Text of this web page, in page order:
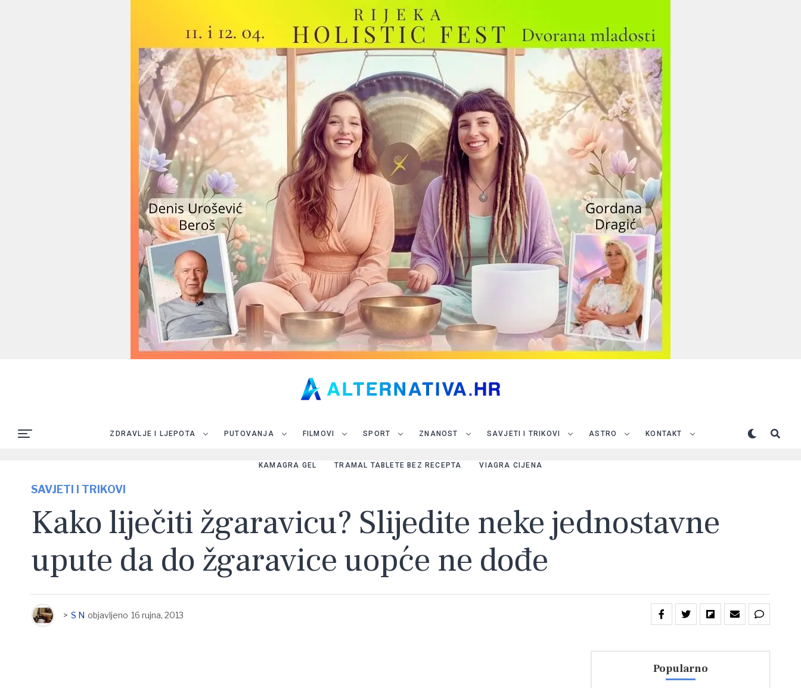
ZDRAVLJE I LJEPOTA PUTOVANJA FILMOVI SPORT ZNANOST SAVJETI I TRIKOVI ASTRO KONTAKT
KAMAGRA GEL TRAMAL TABLETE BEZ RECEPTA VIAGRA CIJENA
SAVJETI I TRIKOVI
Kako liječiti žgaravicu? Slijedite neke jednostavne
upute da do žgaravice uopće ne dođe
> S N objavljeno 16 rujna, 2013
Popularno